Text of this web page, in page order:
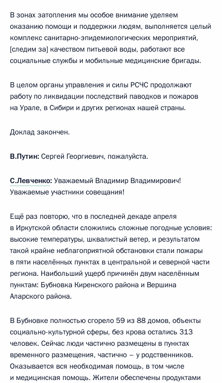
В зонах затопления мы особое внимание уделяем
оказанию помощи и поддержки людям, выполняется целый
комплекс санитарно-эпидемиологических мероприятий,
[следим за] качеством питьевой воды, работают все
социальные службы и мобильные медицинские бригады.
В целом органы управления и силы РСЧС продолжают
работу по ликвидации последствий паводков и пожаров
на Урале, в Сибири и других регионах нашей страны.
Доклад закончен.
В.Путин: Сергей Георгиевич, пожалуйста.
С.Левченко: Уважаемый Владимир Владимирович!
Уважаемые участники совещания!
Ещё раз повторю, что в последней декаде апреля
в Иркутской области сложились сложные погодные условия:
высокие температуры, шквалистый ветер, и результатом
такой крайне неблагоприятной обстановки стали пожары
в пяти населённых пунктах в центральной и северной части
региона. Наибольший ущерб причинён двум населённым
пунктам: Бубновка Киренского района и Вершина
Аларского района.
В Бубновке полностью сгорело 59 из 88 домов, объекты
социально-культурной сферы, без крова остались 313
человек. Сейчас люди частично размещены в пунктах
временного размещения, частично – у родственников.
Оказывается вся необходимая помощь, в том числе
и медицинская помощь. Жители обеспечены продуктами